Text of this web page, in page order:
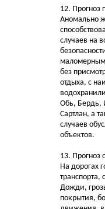
12. Прогноз
Аномально
случаев на
без
отдыха, с
Обь, Бердь,
Сартлан, а
случаев
объектов.
13. Прогноз
На дорогах
транспорта,
Дожди,
покрытия,